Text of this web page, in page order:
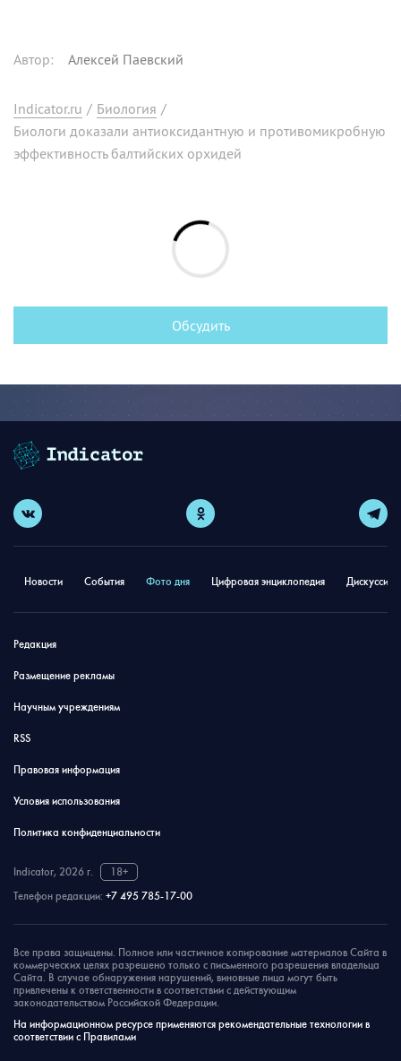
Автор: Алексей Паевский
Indicator.ru / Биология /
Биологи доказали антиоксидантную и противомикробную
эффективность балтийских орхидей
Обсудить
Новости События Фото дня Цифровая энциклопедия
Редакция
Размещение рекламы
Научным учреждениям
RSS
Правовая информация
Условия использования
Политика конфиденциальности
Indicator, 2026 г.
18+
Телефон редакции: +7 495 785-17-00
Все права защищены. Полное или частичное копирование материалов Сайта в
коммерческих целях разрешено только с письменного разрешения владельца
Сайта. В случае обнаружения нарушений, виновные лица могут быть
привлечены к ответственности в соответствии с действующим
законодательством Российской Федерации.
На информационном ресурсе применяются рекомендательные технологии в
соответствии с Правилами